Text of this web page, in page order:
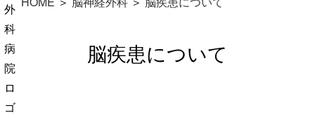
脳疾患について